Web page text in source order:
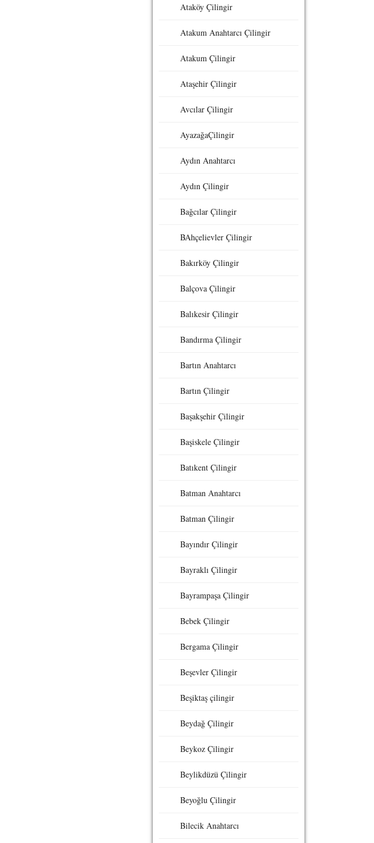
Ataköy Çilingir
Atakum Anahtarcı Çilingir
Atakum Çilingir
Ataşehir Çilingir
Avcılar Çilingir
AyazağaÇilingir
Aydın Anahtarcı
Aydın Çilingir
Bağcılar Çilingir
BAhçelievler Çilingir
Bakırköy Çilingir
Balçova Çilingir
Balıkesir Çilingir
Bandırma Çilingir
Bartın Anahtarcı
Bartın Çilingir
Başakşehir Çilingir
Başiskele Çilingir
Batıkent Çilingir
Batman Anahtarcı
Batman Çilingir
Bayındır Çilingir
Bayraklı Çilingir
Bayrampaşa Çilingir
Bebek Çilingir
Bergama Çilingir
Beşevler Çilingir
Beşiktaş çilingir
Beydağ Çilingir
Beykoz Çilingir
Beylikdüzü Çilingir
Beyoğlu Çilingir
Bilecik Anahtarcı